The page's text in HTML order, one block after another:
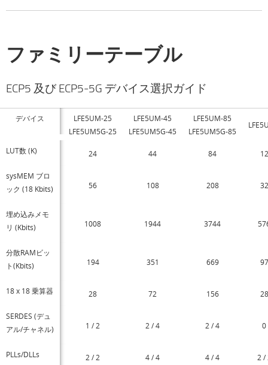
ファミリーテーブル
ECP5 及び ECP5-5G デバイス選択ガイド
デバイス
LFE5UM-25
LFE5UM5G-25
LFE5UM-45
LFE5UM5G-45
LFE5UM-85
LFE5UM5G-85
LUT数 (K) 24 44 84 12
sysMEM ブロ
ック (18 Kbits)
56 108 208 32
埋め込みメモ
リ (Kbits)
1008 1944 3744
分散RAMビッ
ト(Kbits)
194 351 669 97
18 x 18 乗算器 28 72 156 28
SERDES (デュ
アル/チャネル)
1 / 2 2 / 4 2 / 4 0
PLLs/DLLs 2 / 2 4 / 4 4 / 4 2 /